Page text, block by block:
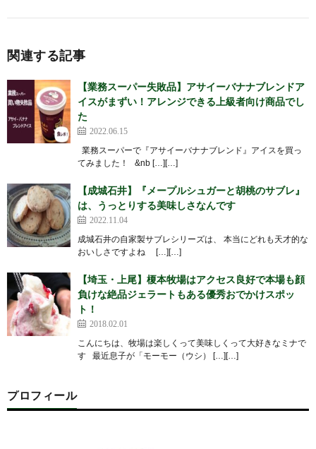
関連する記事
【業務スーパー失敗品】アサイーバナナブレンドア
イスがまずい！アレンジできる上級者向け商品でし
た
2022.06.15
業務スーパーで『アサイーバナナブレンド』アイスを買っ
てみました！ &nb […][…]
【成城石井】『メープルシュガーと胡桃のサブレ』
は、うっとりする美味しさなんです
2022.11.04
成城石井の自家製サブレシリーズは、 本当にどれも天才的な
おいしさですよね […][…]
【埼玉・上尾】榎本牧場はアクセス良好で本場も顔
負けな絶品ジェラートもある優秀おでかけスポッ
ト！
2018.02.01
こんにちは、牧場は楽しくって美味しくって大好きなミナで
す 最近息子が「モーモー（ウシ） […][…]
プロフィール